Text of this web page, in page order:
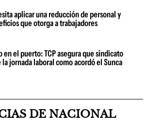
aplicar una reducción de personal y
que otorga a trabajadores
el puerto: TCP asegura que sindicato
jornada laboral como acordó el Sunca
DE NACIONAL